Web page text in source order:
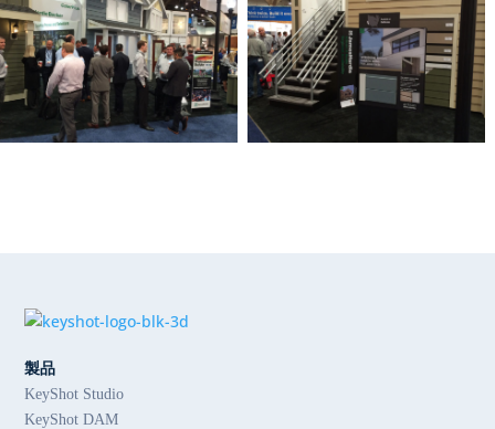
製品
KeyShot Studio
KeyShot DAM